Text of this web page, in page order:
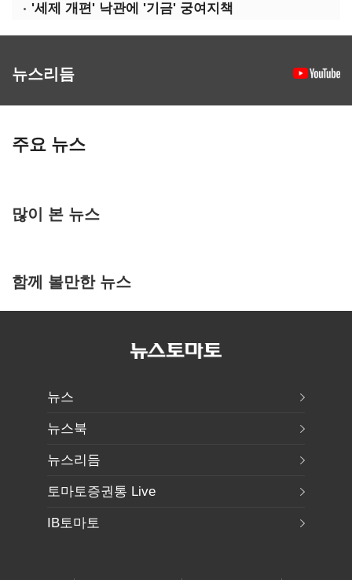
'세제 개편' 낙관에 '기금' 궁여지책
뉴스리듬
주요 뉴스
많이 본 뉴스
함께 볼만한 뉴스
뉴스
뉴스북
뉴스리듬
토마토증권통 Live
IB토마토